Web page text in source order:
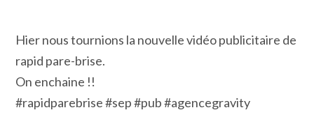
Hier nous tournions la nouvelle vidéo publicitaire de
rapid pare-brise.
On enchaine !!
#rapidparebrise #sep #pub #agencegravity